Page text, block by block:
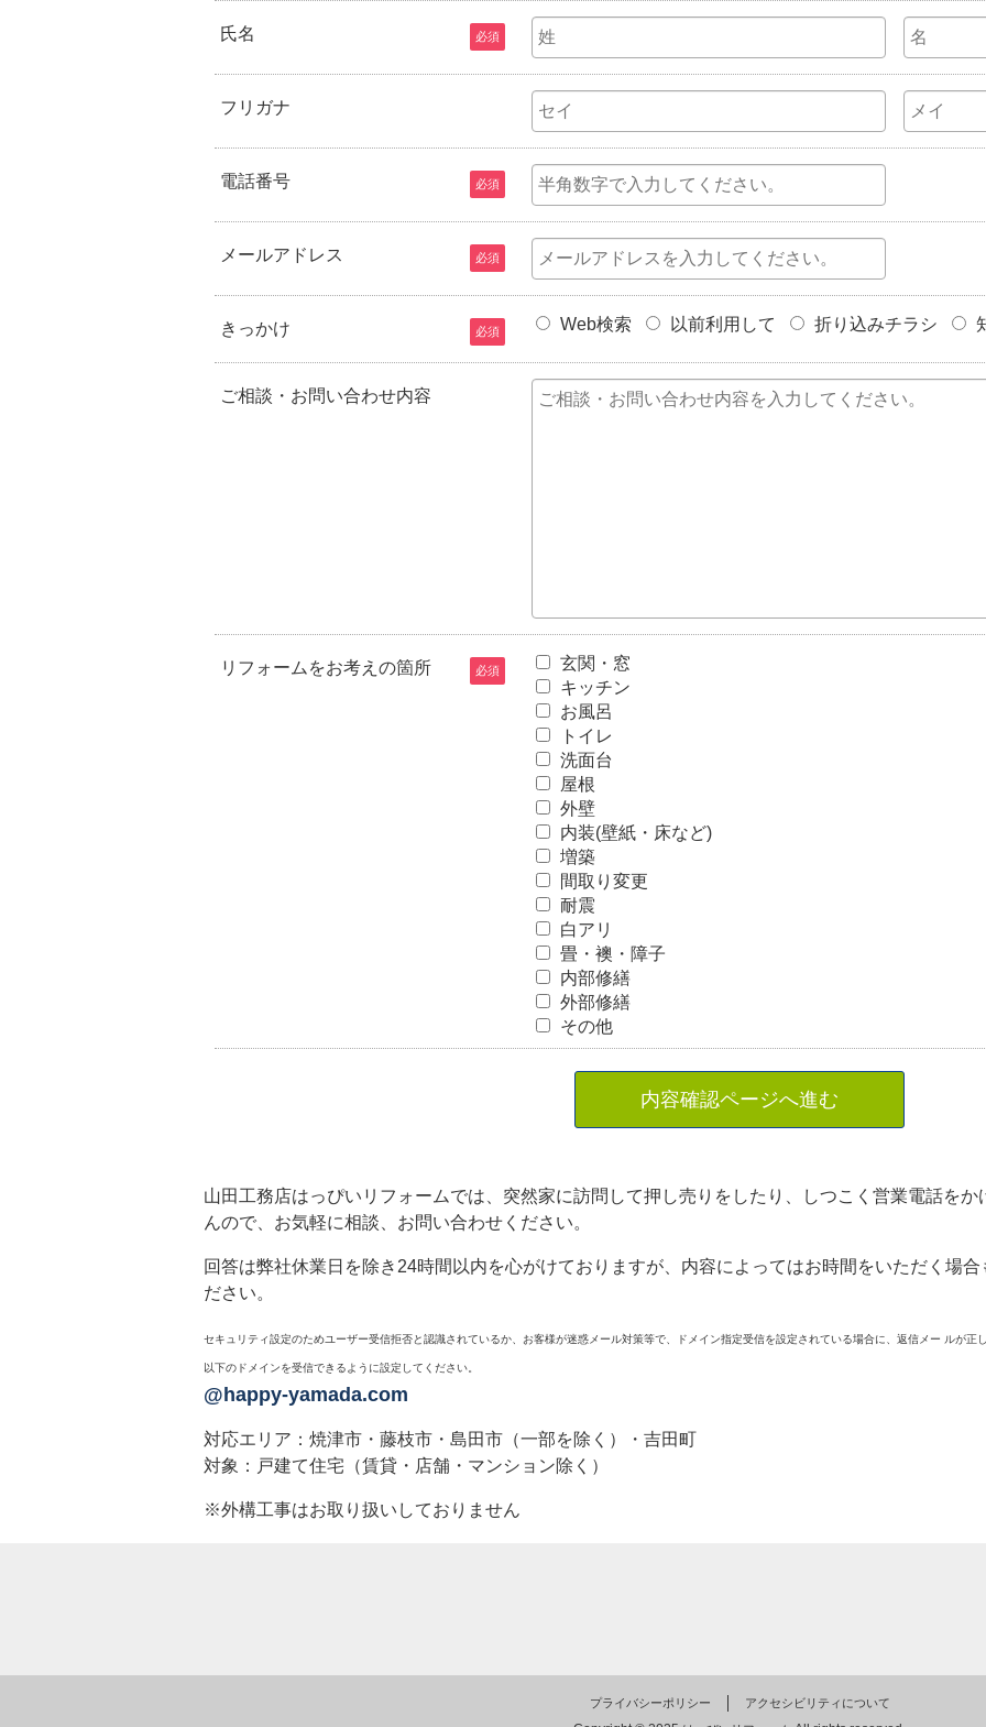
氏名 必須
フリガナ
電話番号 必須
メールアドレス 必須
きっかけ 必須 Web検索 以前利用して 折り込みチラシ
ご相談・お問い合わせ内容
リフォームをお考えの箇所 必須
玄関・窓
キッチン
お風呂
トイレ
洗面台
屋根
外壁
内装(壁紙・床など)
増築
間取り変更
耐震
白アリ
畳・襖・障子
内部修繕
外部修繕
その他
内容確認ページへ進む
山田工務店はっぴいリフォームでは、突然家に訪問して押し売りをしたり、しつこく営業電話を
んので、お気軽に相談、お問い合わせください。
回答は弊社休業日を除き24時間以内を心がけておりますが、内容によってはお時間をいただく場合
ださい。
セキュリティ設定のためユーザー受信拒否と認識されているか、お客様が迷惑メール対策等で、ドメイン指定受信を設定されている場合に、返信メー ルが正
以下のドメインを受信できるように設定してください。
@happy-yamada.com
対応エリア：焼津市・藤枝市・島田市（一部を除く）・吉田町
対象：戸建て住宅（賃貸・店舗・マンション除く）
※外構工事はお取り扱いしておりません
プライバシーポリシー アクセシビリティについて